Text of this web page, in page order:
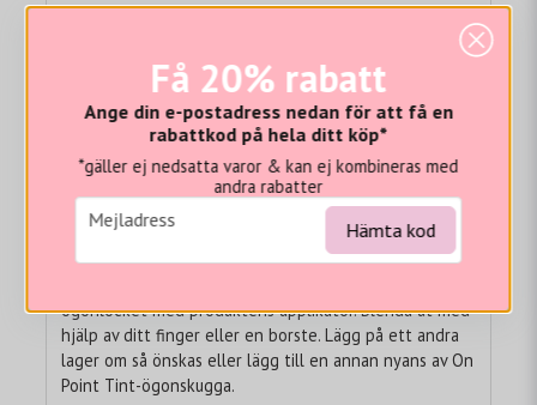
• Mjukgörande.
Huvudingredienser: Peptider:
Återfuktar och bidrar till att ge huden en fylligare och
fastare look. Ceramider: Bevarar fukt balansen i huden
och ökar återfuktningen för en friskare hud. Vitamin E:
Hjälper till att mjukgöra och återfukta huden.
ögonlocket med produktens applikator. Blenda ut med
hjälp av ditt finger eller en borste. Lägg på ett andra
lager om så önskas eller lägg till en annan nyans av On
Point Tint-ögonskugga.
Få 20% rabatt
Ange din e-postadress nedan för att få en
rabattkod på hela ditt köp*
*gäller ej nedsatta varor & kan ej kombineras med
andra rabatter
email
Mejladress Hämta kod